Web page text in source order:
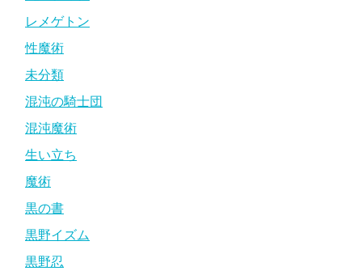
レメゲトン
性魔術
未分類
混沌の騎士団
混沌魔術
生い立ち
魔術
黒の書
黒野イズム
黒野忍